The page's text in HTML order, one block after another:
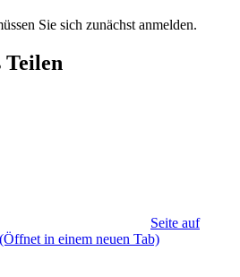
Sie sich zunächst anmelden.
Seite auf
(Öffnet in einem neuen Tab)